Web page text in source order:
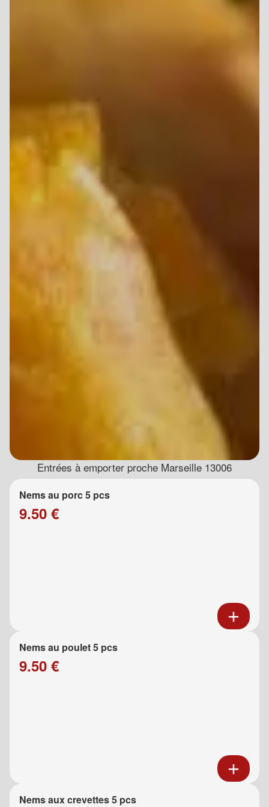
Entrées à emporter proche Marseille 13006
Nems au porc 5 pcs
9.50 €
Nems au poulet 5 pcs
9.50 €
Nems aux crevettes 5 pcs